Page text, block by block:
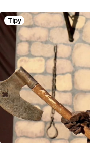
vstupné. Co pro to
na jednoduchou otázku.
Tipy